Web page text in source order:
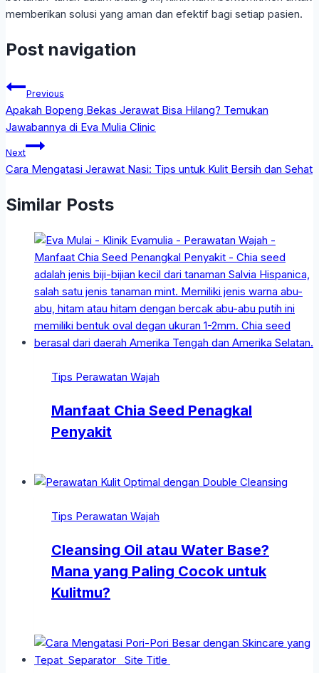
memberikan solusi yang aman dan efektif bagi setiap pasien.
Post navigation
Previous
Apakah Bopeng Bekas Jerawat Bisa Hilang? Temukan
Jawabannya di Eva Mulia Clinic
Next
Cara Mengatasi Jerawat Nasi: Tips untuk Kulit Bersih dan Sehat
Similar Posts
Tips Perawatan Wajah
Manfaat Chia Seed Penagkal
Penyakit
Tips Perawatan Wajah
Cleansing Oil atau Water Base?
Mana yang Paling Cocok untuk
Kulitmu?